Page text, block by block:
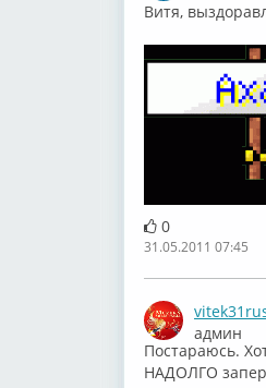
Витя,
0
31.05.2011 07:45
админ
Постараюсь.
НАДОЛГО